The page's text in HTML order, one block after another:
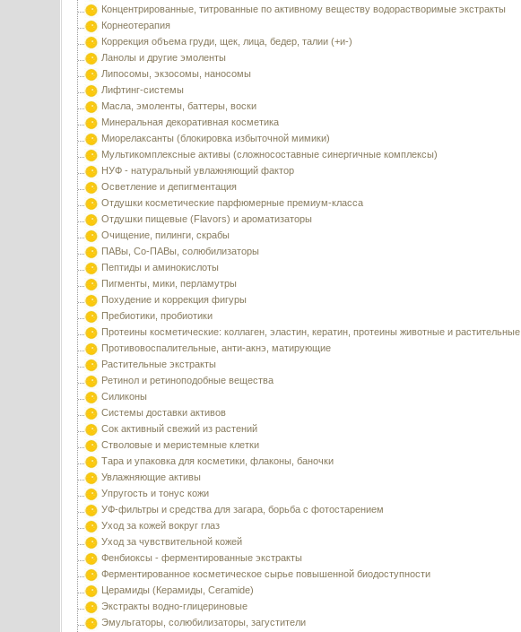
Концентрированные, титрованные по активному веществу водорастворимые экстракты
Корнеотерапия
Коррекция объема груди, щек, лица, бедер, талии (+и-)
Ланолы и другие эмоленты
Липосомы, экзосомы, наносомы
Лифтинг-системы
Масла, эмоленты, баттеры, воски
Минеральная декоративная косметика
Миорелаксанты (блокировка избыточной мимики)
Мультикомплексные активы (сложносоставные синергичные комплексы)
НУФ - натуральный увлажняющий фактор
Осветление и депигментация
Отдушки косметические парфюмерные премиум-класса
Отдушки пищевые (Flavors) и ароматизаторы
Очищение, пилинги, скрабы
ПАВы, Со-ПАВы, солюбилизаторы
Пептиды и аминокислоты
Пигменты, мики, перламутры
Похудение и коррекция фигуры
Пребиотики, пробиотики
Протеины косметические: коллаген, эластин, кератин, протеины животные и растительные
Противовоспалительные, анти-акнэ, матирующие
Растительные экстракты
Ретинол и ретиноподобные вещества
Силиконы
Системы доставки активов
Сок активный свежий из растений
Стволовые и меристемные клетки
Тара и упаковка для косметики, флаконы, баночки
Увлажняющие активы
Упругость и тонус кожи
УФ-фильтры и средства для загара, борьба с фотостарением
Уход за кожей вокруг глаз
Уход за чувствительной кожей
Фенбиоксы - ферментированные экстракты
Ферментированное косметическое сырье повышенной биодоступности
Церамиды (Керамиды, Ceramide)
Экстракты водно-глицериновые
Эмульгаторы, солюбилизаторы, загустители